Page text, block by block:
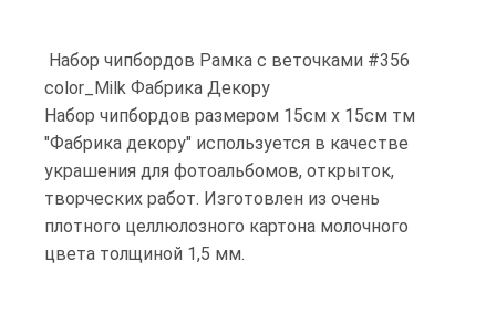
Набор чипбордов Рамка с веточками #356
color_Milk Фабрика Декору
Набор чипбордов размером 15см х 15см тм
"Фабрика декору" используется в качестве
украшения для фотоальбомов, открыток,
творческих работ. Изготовлен из очень
плотного целлюлозного картона молочного
цвета толщиной 1,5 мм.